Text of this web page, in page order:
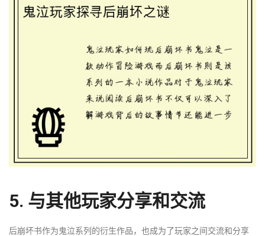
5. 与其他玩家分享和交流
后崩坏书作为鬼泣系列的衍生作品，也成为了玩家之间交流和分享